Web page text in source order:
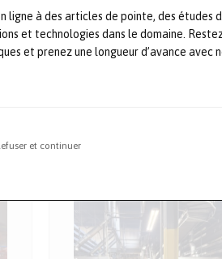
ligne à des articles de pointe, des études
et technologies dans le domaine.
et prenez une longueur d’avance avec
et continuer